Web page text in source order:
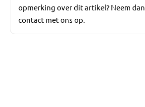
opmerking over dit artikel? Neem dan
contact met ons op.